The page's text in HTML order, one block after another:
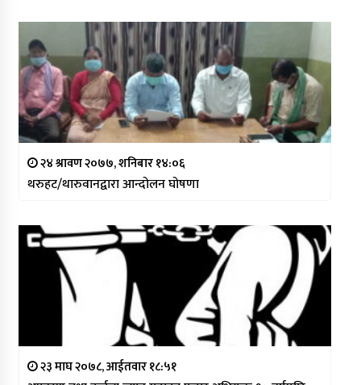
२४ श्रावण २०७७, शनिबार १४:०६
थरुहट/थारुवानद्वारा आन्दोलन घोषणा
२३ माघ २०७८, आईतवार १८:५१